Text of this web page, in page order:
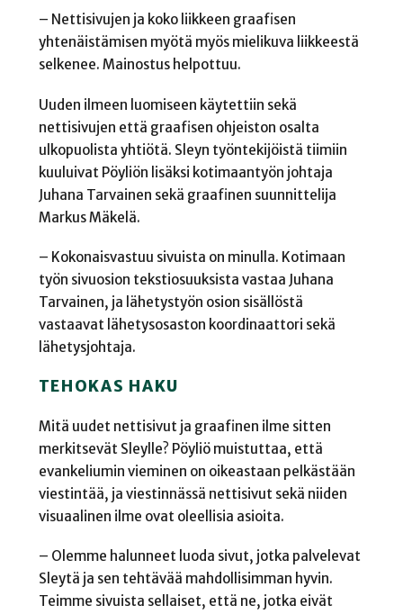
– Nettisivujen ja koko liikkeen graafisen
yhtenäistämisen myötä myös mielikuva liikkeestä
selkenee. Mainostus helpottuu.
Uuden ilmeen luomiseen käytettiin sekä
nettisivujen että graafisen ohjeiston osalta
ulkopuolista yhtiötä. Sleyn työntekijöistä tiimiin
kuuluivat Pöyliön lisäksi kotimaantyön johtaja
Juhana Tarvainen sekä graafinen suunnittelija
Markus Mäkelä.
– Kokonaisvastuu sivuista on minulla. Kotimaan
työn sivuosion tekstiosuuksista vastaa Juhana
Tarvainen, ja lähetystyön osion sisällöstä
vastaavat lähetysosaston koordinaattori sekä
lähetysjohtaja.
TEHOKAS HAKU
Mitä uudet nettisivut ja graafinen ilme sitten
merkitsevät Sleylle? Pöyliö muistuttaa, että
evankeliumin vieminen on oikeastaan pelkästään
viestintää, ja viestinnässä nettisivut sekä niiden
visuaalinen ilme ovat oleellisia asioita.
– Olemme halunneet luoda sivut, jotka palvelevat
Sleytä ja sen tehtävää mahdollisimman hyvin.
Teimme sivuista sellaiset, että ne, jotka eivät